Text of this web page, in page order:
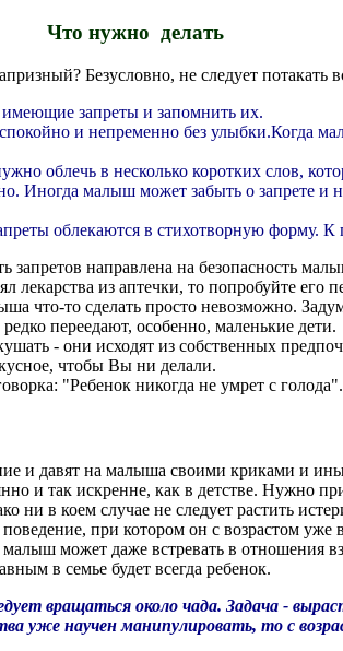
Что нужно делать
Безусловно, не следует
запреты и запомнить их.
и непременно без улыбки.Когда
облечь в несколько коротких слов,
Иногда малыш может забыть о запрете и
облекаются в стихотворную форму.
запретов направлена на безопасность
лекарства из аптечки, то попробуйте
что-то сделать просто невозможно.
переедают, особенно, маленькие дети.
- они исходят из собственных
чтобы Вы ни делали.
"Ребенок никогда не умрет с голода".
и давят на малыша своими криками и
и так искренне, как в детстве. Нужно
ни в коем случае не следует растить
при котором он с возрастом
может даже встревать в отношения
в семье будет всегда ребенок.
вращаться около чада. Задача -
уже научен манипулировать, то с